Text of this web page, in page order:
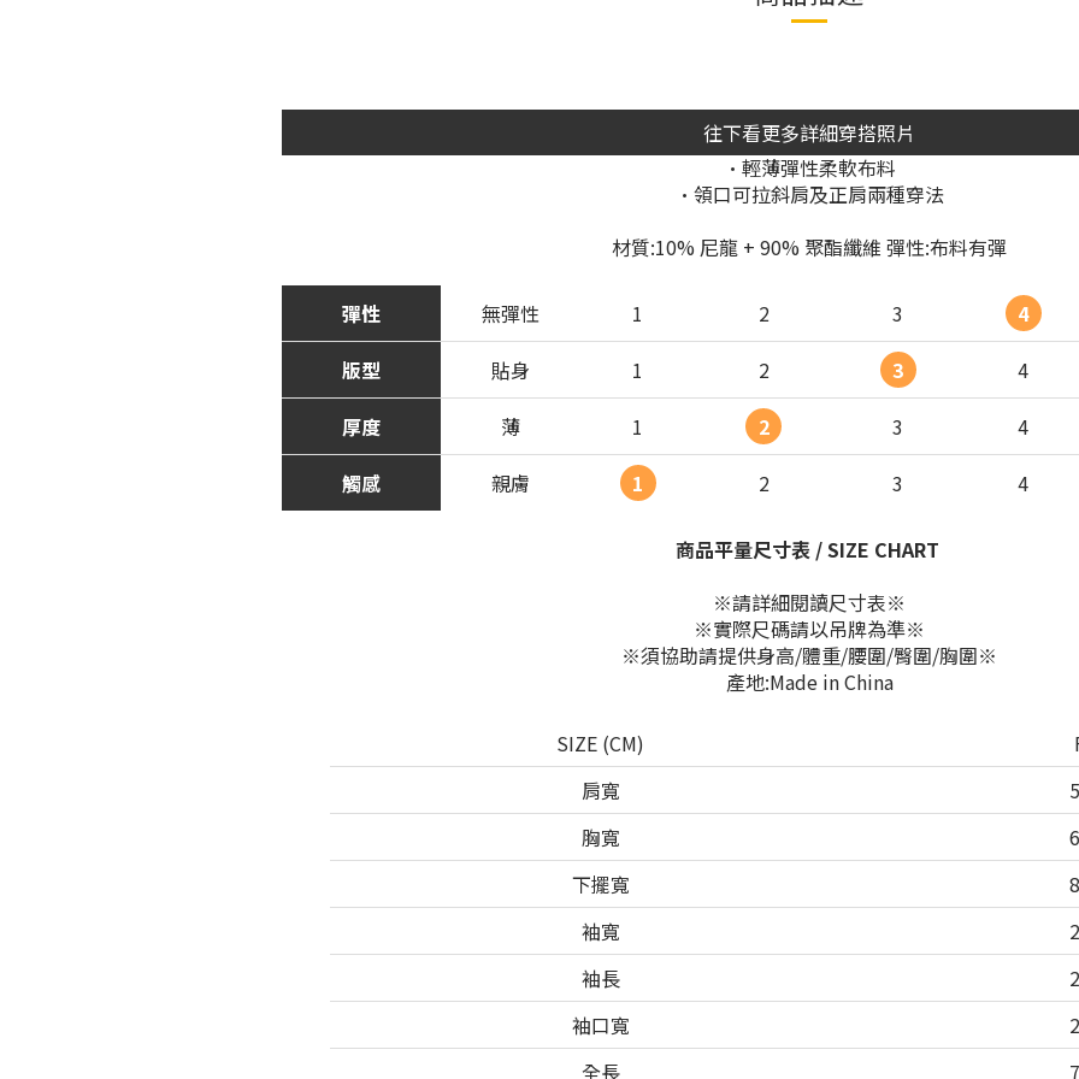
往下看更多詳細穿搭照片
•輕薄彈性柔軟布料
•領口可拉斜肩及正肩兩種穿法
材質:10% 尼龍 + 90% 聚酯纖維 彈性:布料有彈
彈性 無彈性 1 2 3 4
版型
貼身 1 2 3 4
厚度
薄 1 2 3 4
觸感
親膚 1 2 3 4
商品平量尺寸表 / SIZE CHART
※請詳細閱讀尺寸表※
※實際尺碼請以吊牌為準※
※須協助請提供身高/體重/腰圍/臀圍/胸圍※
產地:Made in China
SIZE (CM)
肩寬
胸寬
下擺寬
袖寬
袖長
袖口寬
全長